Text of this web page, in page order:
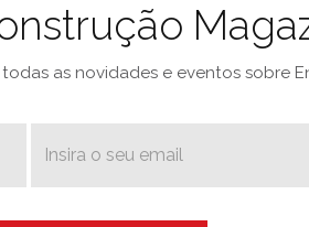
as novidades e eventos sobre